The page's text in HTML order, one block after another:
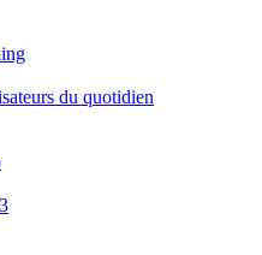
du quotidien